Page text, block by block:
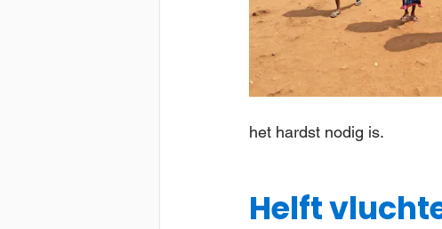
het hardst nodig is.
Helft